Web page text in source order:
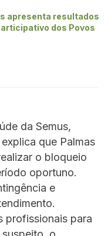
apresenta resultados
dos Povos
da Semus,
que Palmas
o bloqueio
oportuno.
e
profissionais para